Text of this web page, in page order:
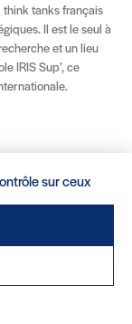
think tanks français
Il est le seul à
et un lieu
IRIS Sup’, ce
sur ceux